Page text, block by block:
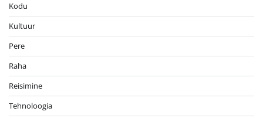
Kodu
Kultuur
Pere
Raha
Reisimine
Tehnoloogia